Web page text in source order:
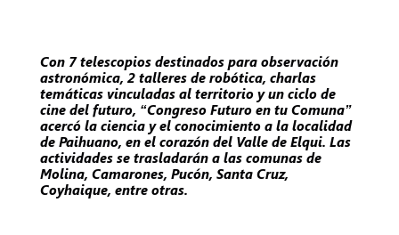
Con 7 telescopios destinados para observación
astronómica, 2 talleres de robótica, charlas
temáticas vinculadas al territorio y un ciclo de
cine del futuro, “Congreso Futuro en tu Comuna”
acercó la ciencia y el conocimiento a la localidad
de Paihuano, en el corazón del Valle de Elqui. Las
actividades se trasladarán a las comunas de
Molina, Camarones, Pucón, Santa Cruz,
Coyhaique, entre otras.